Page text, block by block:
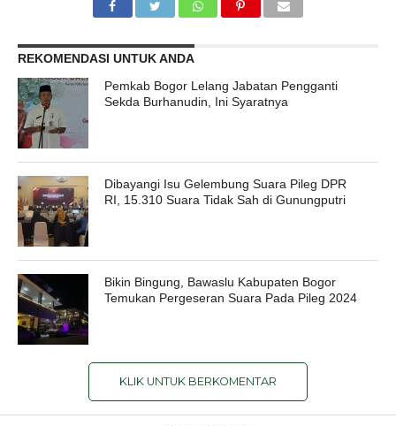
REKOMENDASI UNTUK ANDA
Pemkab Bogor Lelang Jabatan Pengganti
Sekda Burhanudin, Ini Syaratnya
Dibayangi Isu Gelembung Suara Pileg DPR
RI, 15.310 Suara Tidak Sah di Gunungputri
Bikin Bingung, Bawaslu Kabupaten Bogor
Temukan Pergeseran Suara Pada Pileg 2024
KLIK UNTUK BERKOMENTAR